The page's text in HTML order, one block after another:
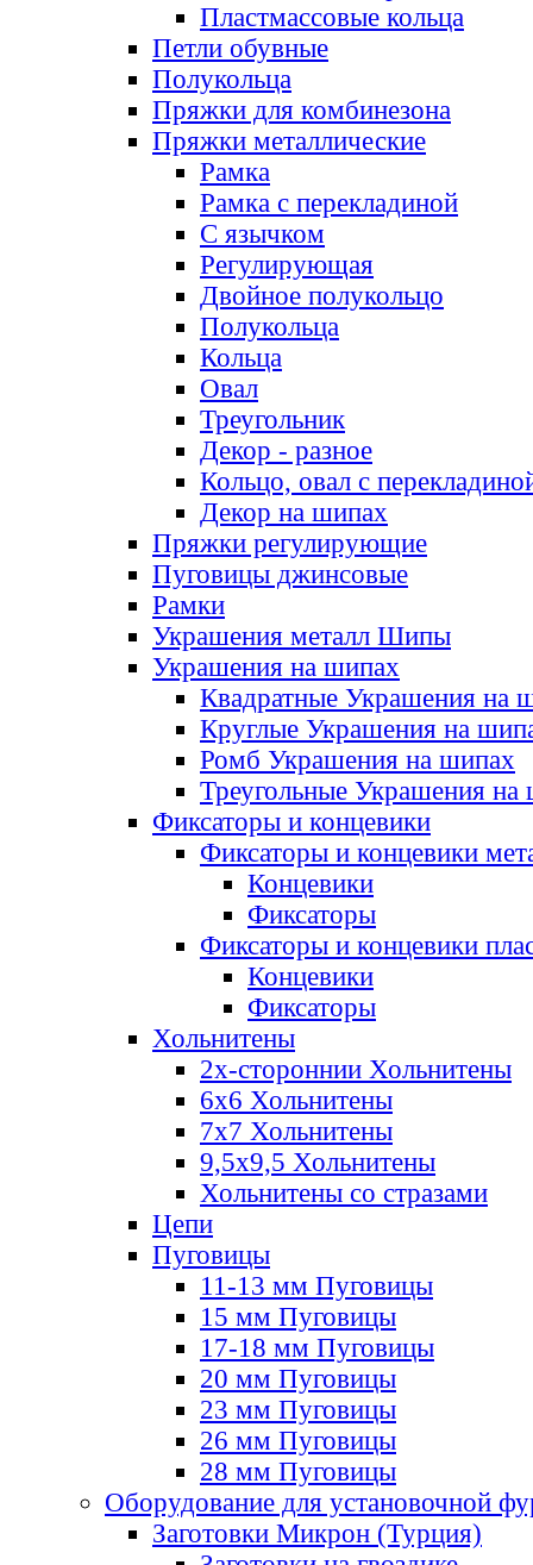
Пластмассовые кольца
Петли обувные
Полукольца
Пряжки для комбинезона
Пряжки металлические
Рамка
Рамка с перекладиной
С язычком
Регулирующая
Двойное полукольцо
Полукольца
Кольца
Овал
Треугольник
Декор - разное
Кольцо, овал с
Декор на шипах
Пряжки регулирующие
Пуговицы джинсовые
Рамки
Украшения металл Шипы
Украшения на шипах
Квадратные Украшения на
Круглые Украшения на
Ромб Украшения на шипах
Треугольные Украшения на
Фиксаторы и концевики
Фиксаторы и концевики
Концевики
Фиксаторы
Фиксаторы и концевики
Концевики
Фиксаторы
Хольнитены
2х-стороннии Хольнитены
6х6 Хольнитены
7х7 Хольнитены
9,5х9,5 Хольнитены
Хольнитены со стразами
Цепи
Пуговицы
11-13 мм Пуговицы
15 мм Пуговицы
17-18 мм Пуговицы
20 мм Пуговицы
23 мм Пуговицы
26 мм Пуговицы
28 мм Пуговицы
Оборудование для установочной
Заготовки Микрон (Турция)